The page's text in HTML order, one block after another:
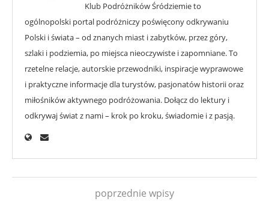
Klub Podróżników Śródziemie to
ogólnopolski portal podróżniczy poświęcony odkrywaniu
Polski i świata – od znanych miast i zabytków, przez góry,
szlaki i podziemia, po miejsca nieoczywiste i zapomniane. To
rzetelne relacje, autorskie przewodniki, inspiracje wyprawowe
i praktyczne informacje dla turystów, pasjonatów historii oraz
miłośników aktywnego podróżowania. Dołącz do lektury i
odkrywaj świat z nami – krok po kroku, świadomie i z pasją.
poprzednie wpisy